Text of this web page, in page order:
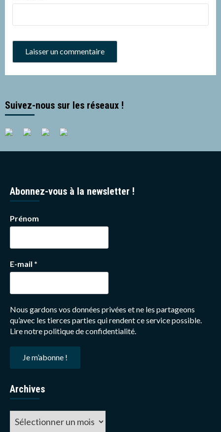
Suivez-nous sur les réseaux !
Abonnez-vous à la newsletter !
Prénom
E-mail *
Nous gardons vos données privées et ne les partageons
qu’avec les tierces parties qui rendent ce service possible.
Lire notre politique de confidentialité.
Archives
Archives